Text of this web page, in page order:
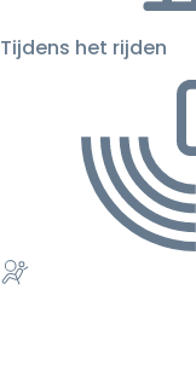
Tijdens het rijden